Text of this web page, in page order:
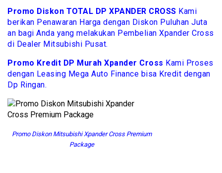
Promo Diskon TOTAL DP XPANDER CROSS Kami
berikan Penawaran Harga dengan Diskon Puluhan Juta
an bagi Anda yang melakukan Pembelian Xpander Cross
di Dealer Mitsubishi Pusat.
Promo Kredit DP Murah Xpander Cross Kami Proses
dengan Leasing Mega Auto Finance bisa Kredit dengan
Dp Ringan.
Promo Diskon Mitsubishi Xpander Cross Premium
Package